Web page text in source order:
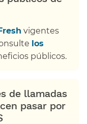
vigentes
los
públicos.​​
de llamadas
pasar por